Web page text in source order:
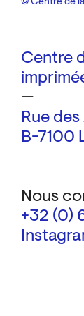
Centre
—
Rue des
B-7100
Nous
+32 (0)
© Centre de